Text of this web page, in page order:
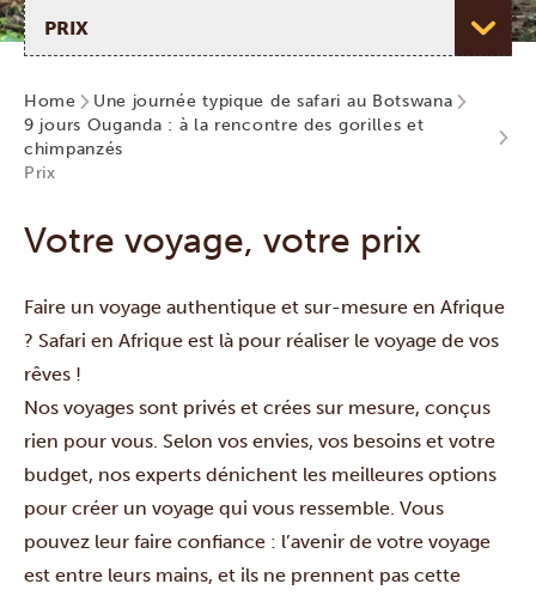
Choisir une page
Home
Une journée typique de safari au Botswana
9 jours Ouganda : à la rencontre des gorilles et
chimpanzés
Prix
Votre voyage, votre prix
Faire un voyage authentique et sur-mesure en Afrique
? Safari en Afrique est là pour réaliser le voyage de vos
rêves !
Nos voyages sont privés et crées sur mesure, conçus
rien pour vous. Selon vos envies, vos besoins et votre
budget, nos experts dénichent les meilleures options
pour créer un voyage qui vous ressemble. Vous
pouvez leur faire confiance : l’avenir de votre voyage
est entre leurs mains, et ils ne prennent pas cette